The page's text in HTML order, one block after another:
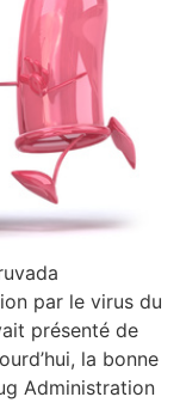
par le virus du
présenté de
la bonne
Administration